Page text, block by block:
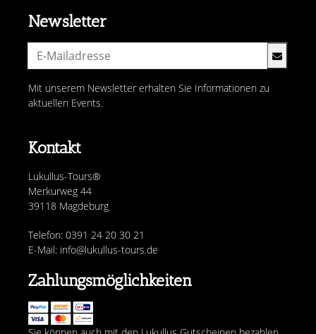
Kontakt
Lukullus-Tours®
Merkurweg 44
39118 Magdeburg
Telefon: 0391 24 20 30 21
E-Mail: info@lukullus-tours.de
Newsletter
Mit unserem Newsletter erhalten Sie Informationen zu
aktuellen Events.
Zahlungsmöglichkeiten